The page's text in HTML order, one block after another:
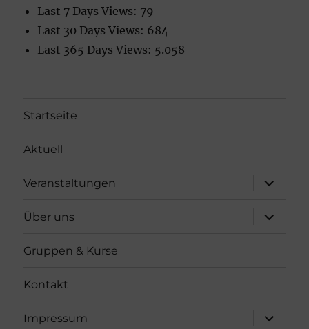
Last 7 Days Views: 79
Last 30 Days Views: 684
Last 365 Days Views: 5.058
Startseite
Aktuell
Veranstaltungen
öffnen
Über uns
öffnen
Gruppen & Kurse
Kontakt
Impressum
öffnen